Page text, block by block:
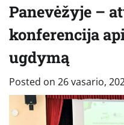
Panevėžyje –
konferencija
ugdymą
Posted on 26 vasario,